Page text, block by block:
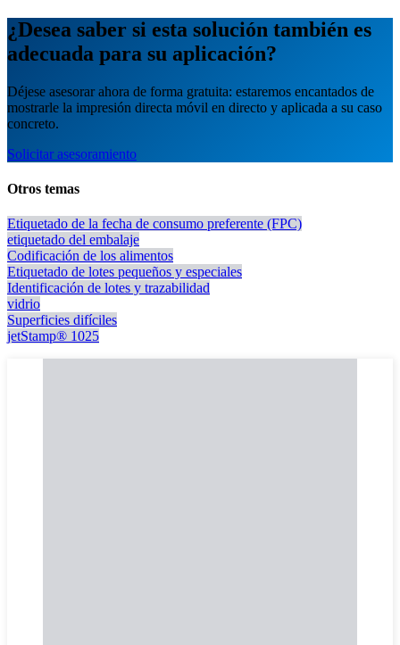
¿Desea saber si esta solución también es
adecuada para su aplicación?
Déjese asesorar ahora de forma gratuita: estaremos encantados de
mostrarle la impresión directa móvil en directo y aplicada a su caso
concreto.
Solicitar asesoramiento
Otros temas
Etiquetado de la fecha de consumo preferente (FPC)
etiquetado del embalaje
Codificación de los alimentos
Etiquetado de lotes pequeños y especiales
Identificación de lotes y trazabilidad
vidrio
Superficies difíciles
jetStamp® 1025